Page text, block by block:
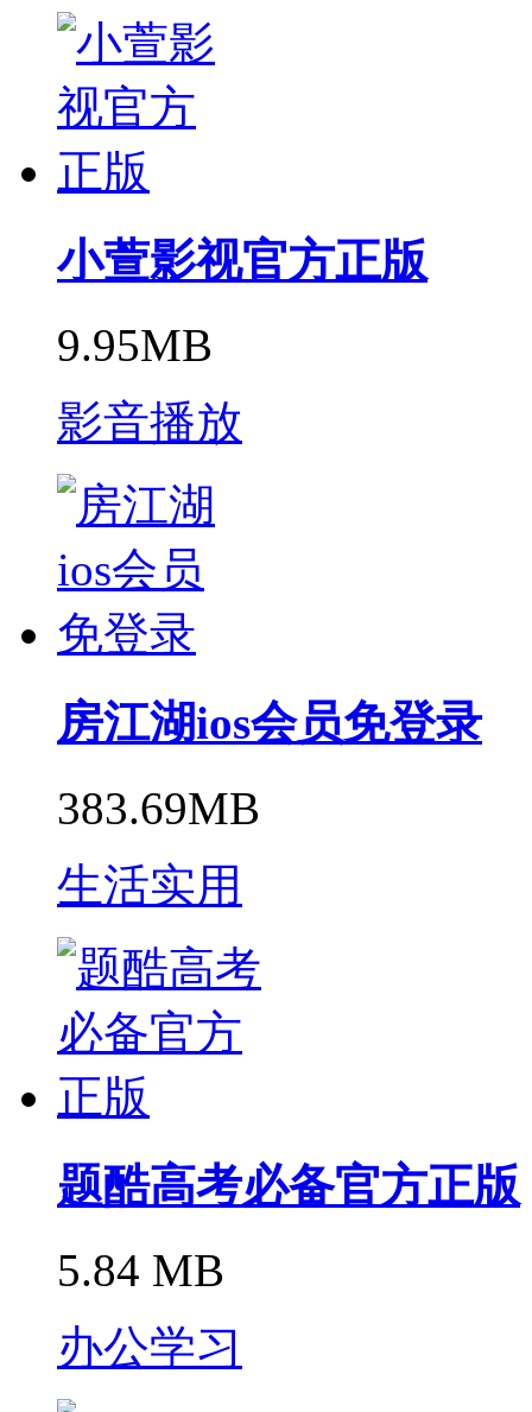
小萱影视官方正版
9.95MB
影音播放
房江湖ios会员免登录
383.69MB
生活实用
题酷高考必备官方正版
5.84 MB
办公学习